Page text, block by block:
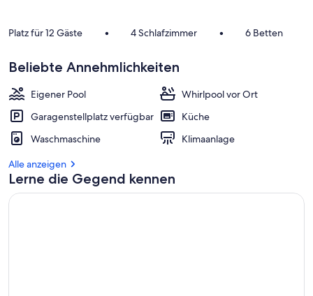
Platz für 12 Gäste • 4 Schlafzimmer • 6 Betten
Beliebte Annehmlichkeiten
Eigener Pool
Whirlpool vor Ort
Garagenstellplatz verfügbar
Küche
Waschmaschine
Klimaanlage
Alle anzeigen
Lerne die Gegend kennen